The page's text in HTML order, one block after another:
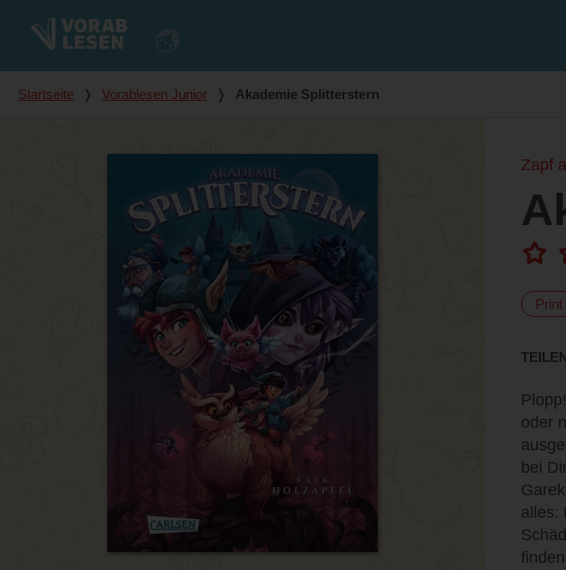
Du bist hier
Startseite ❭ Vorablesen Junior ❭ Akademie Splitterstern
Zapf
Print
oder
bei
alles: